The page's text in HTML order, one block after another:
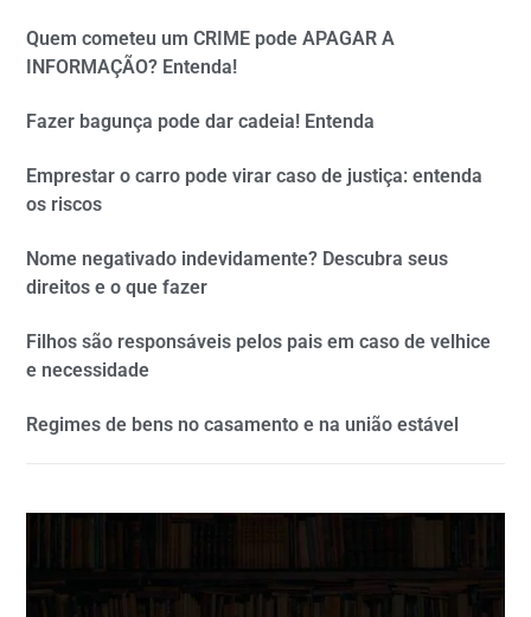
Quem cometeu um CRIME pode APAGAR A
INFORMAÇÃO? Entenda!
Fazer bagunça pode dar cadeia! Entenda
Emprestar o carro pode virar caso de justiça: entenda
os riscos
Nome negativado indevidamente? Descubra seus
direitos e o que fazer
Filhos são responsáveis pelos pais em caso de velhice
e necessidade
Regimes de bens no casamento e na união estável